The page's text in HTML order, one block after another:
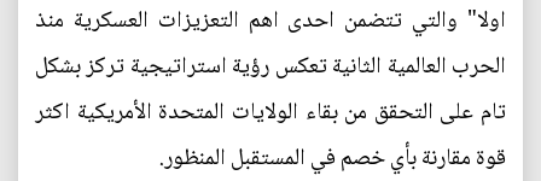
اولا" والتي تتضمن احدى اهم التعزيزات العسكرية منذ
الحرب العالمية الثانية تعكس رؤية استراتيجية تركز بشكل
تام على التحقق من بقاء الولايات المتحدة الأمريكية اكثر
قوة مقارنة بأي خصم في المستقبل المنظور.